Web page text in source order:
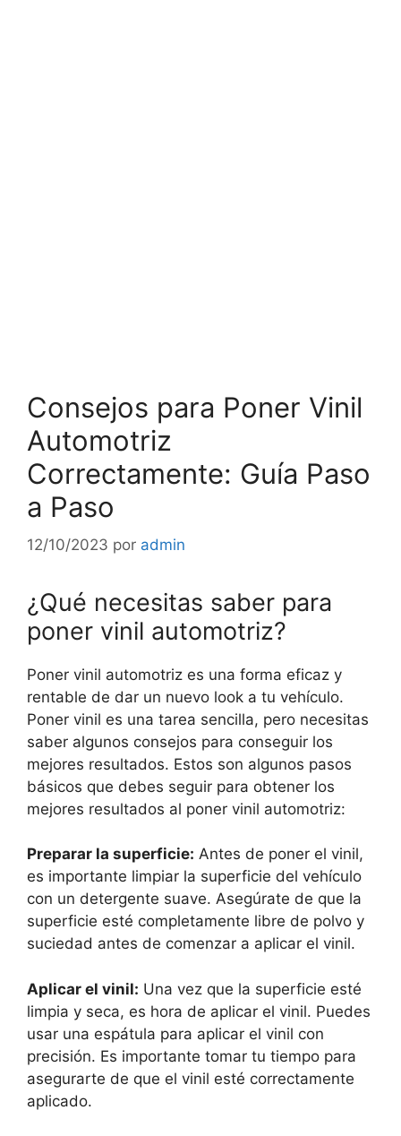
Consejos para Poner Vinil
Automotriz
Correctamente: Guía Paso
a Paso
12/10/2023 por admin
¿Qué necesitas saber para
poner vinil automotriz?
Poner vinil automotriz es una forma eficaz y
rentable de dar un nuevo look a tu vehículo.
Poner vinil es una tarea sencilla, pero necesitas
saber algunos consejos para conseguir los
mejores resultados. Estos son algunos pasos
básicos que debes seguir para obtener los
mejores resultados al poner vinil automotriz:
Preparar la superficie: Antes de poner el vinil,
es importante limpiar la superficie del vehículo
con un detergente suave. Asegúrate de que la
superficie esté completamente libre de polvo y
suciedad antes de comenzar a aplicar el vinil.
Aplicar el vinil: Una vez que la superficie esté
limpia y seca, es hora de aplicar el vinil. Puedes
usar una espátula para aplicar el vinil con
precisión. Es importante tomar tu tiempo para
asegurarte de que el vinil esté correctamente
aplicado.